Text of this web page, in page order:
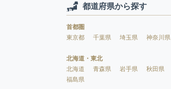
都道府県から探す
首都圏
東京都
千葉県 埼玉県 神奈川県
北海道・東北
北海道
青森県 岩手県 秋田県
福島県